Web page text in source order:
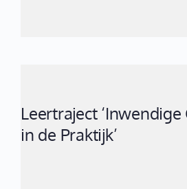
Leertraject
in de Praktijk’